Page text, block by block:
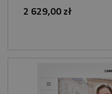
2 629,00 zł